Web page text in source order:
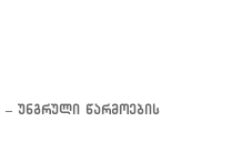
– უნგრული წარმოების